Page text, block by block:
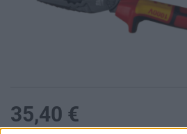
35,40 €